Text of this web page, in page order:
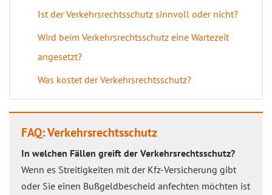
Ist der Verkehrsrechtsschutz sinnvoll oder nicht?
Wird beim Verkehrsrechtsschutz eine Wartezeit
angesetzt?
Was kostet der Verkehrsrechtsschutz?
FAQ: Verkehrsrechtsschutz
In welchen Fällen greift der Verkehrsrechtsschutz?
Wenn es Streitigkeiten mit der Kfz-Versicherung gibt
oder Sie einen Bußgeldbescheid anfechten möchten ist